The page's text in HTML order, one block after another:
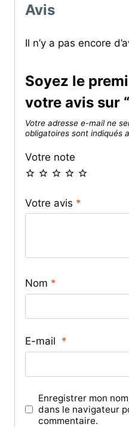
Avis
Il n’y a pas encore
Soyez le
votre avis sur
Votre adresse e-mail ne
obligatoires sont indiqués
Votre note
Votre avis *
Nom *
E-mail *
Enregistrer mon
dans le navigateur
commentaire.